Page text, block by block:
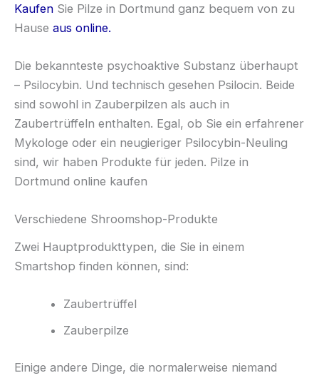
Kaufen Sie Pilze in Dortmund ganz bequem von zu
Hause aus online.
Die bekannteste psychoaktive Substanz überhaupt
– Psilocybin. Und technisch gesehen Psilocin. Beide
sind sowohl in Zauberpilzen als auch in
Zaubertrüffeln enthalten. Egal, ob Sie ein erfahrener
Mykologe oder ein neugieriger Psilocybin-Neuling
sind, wir haben Produkte für jeden. Pilze in
Dortmund online kaufen
Verschiedene Shroomshop-Produkte
Zwei Hauptprodukttypen, die Sie in einem
Smartshop finden können, sind:
Zaubertrüffel
Zauberpilze
Einige andere Dinge, die normalerweise niemand